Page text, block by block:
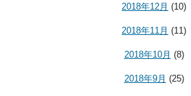
2018年12月 (10)
2018年11月 (11)
2018年10月 (8)
2018年9月 (25)